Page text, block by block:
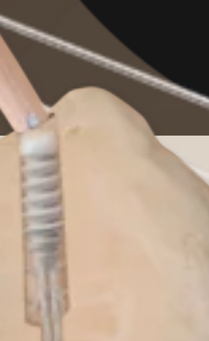
da tensão de tenodese
e estabilizado com o